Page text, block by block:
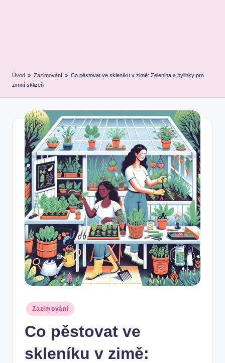
Úvod » Zazimování » Co pěstovat ve skleníku v zimě: Zelenina a bylinky pro
zimní sklizeň
Posted
in
Zazimování
Co pěstovat ve
skleníku v zimě: